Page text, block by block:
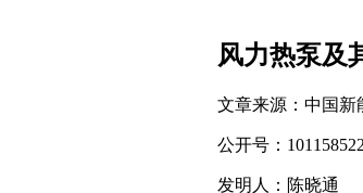
风力热泵及
文章来源： 中国新
公开号：101158522
发明人：陈晓通